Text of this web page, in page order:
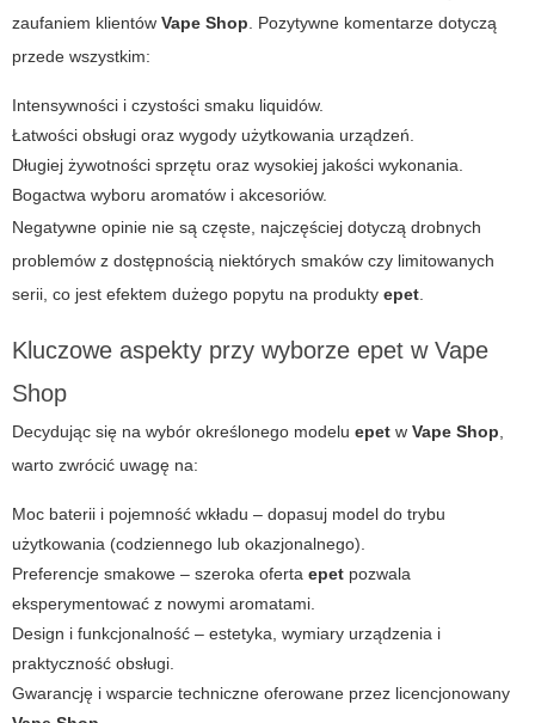
zaufaniem klientów Vape Shop . Pozytywne komentarze dotyczą
przede wszystkim:
Intensywności i czystości smaku liquidów.
Łatwości obsługi oraz wygody użytkowania urządzeń.
Długiej żywotności sprzętu oraz wysokiej jakości wykonania.
Bogactwa wyboru aromatów i akcesoriów.
Negatywne opinie nie są częste, najczęściej dotyczą drobnych
problemów z dostępnością niektórych smaków czy limitowanych
serii, co jest efektem dużego popytu na produkty epet
Kluczowe aspekty przy wyborze epet w Vape
Shop
Decydując się na wybór określonego modelu epet w Vape Shop
warto zwrócić uwagę na:
Moc baterii i pojemność wkładu – dopasuj model do trybu
użytkowania (codziennego lub okazjonalnego).
Preferencje smakowe – szeroka oferta epet pozwala
eksperymentować z nowymi aromatami.
Design i funkcjonalność – estetyka, wymiary urządzenia i
praktyczność obsługi.
Gwarancję i wsparcie techniczne oferowane przez licencjonowany